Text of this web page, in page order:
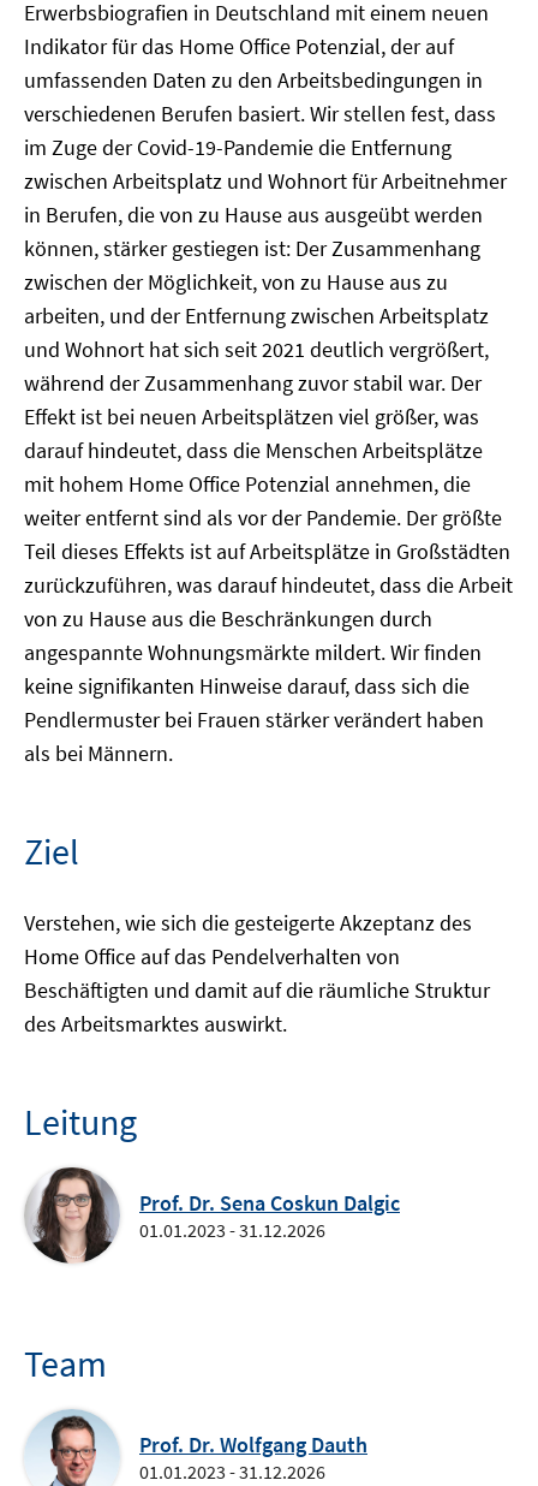
Erwerbsbiografien in Deutschland mit einem neuen
Indikator für das Home Office Potenzial, der auf
umfassenden Daten zu den Arbeitsbedingungen in
verschiedenen Berufen basiert. Wir stellen fest, dass
im Zuge der Covid-19-Pandemie die Entfernung
zwischen Arbeitsplatz und Wohnort für Arbeitnehmer
in Berufen, die von zu Hause aus ausgeübt werden
können, stärker gestiegen ist: Der Zusammenhang
zwischen der Möglichkeit, von zu Hause aus zu
arbeiten, und der Entfernung zwischen Arbeitsplatz
und Wohnort hat sich seit 2021 deutlich vergrößert,
während der Zusammenhang zuvor stabil war. Der
Effekt ist bei neuen Arbeitsplätzen viel größer, was
darauf hindeutet, dass die Menschen Arbeitsplätze
mit hohem Home Office Potenzial annehmen, die
weiter entfernt sind als vor der Pandemie. Der größte
Teil dieses Effekts ist auf Arbeitsplätze in Großstädten
zurückzuführen, was darauf hindeutet, dass die Arbeit
von zu Hause aus die Beschränkungen durch
angespannte Wohnungsmärkte mildert. Wir finden
keine signifikanten Hinweise darauf, dass sich die
Pendlermuster bei Frauen stärker verändert haben
als bei Männern.
Ziel
Verstehen, wie sich die gesteigerte Akzeptanz des
Home Office auf das Pendelverhalten von
Beschäftigten und damit auf die räumliche Struktur
des Arbeitsmarktes auswirkt.
Leitung
Prof. Dr. Sena Coskun Dalgic
01.01.2023 - 31.12.2026
Team
Prof. Dr. Wolfgang Dauth
01.01.2023 - 31.12.2026